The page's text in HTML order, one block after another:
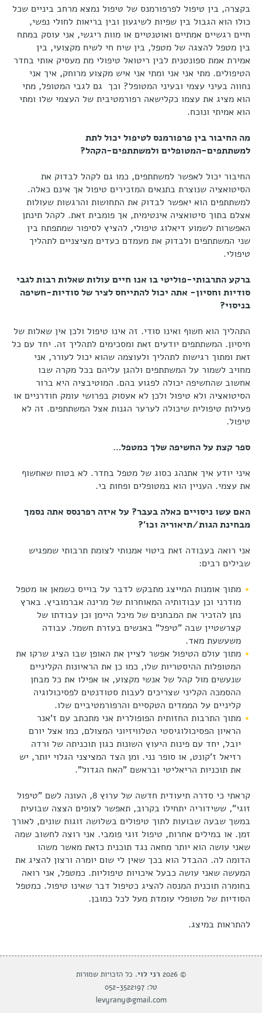
בקצרה, בין טיפול לפרפורמנס של טיפול נמצא מרחב ביניים שכל
כולו הוא הגבול בין שפיות לשיגעון ובין בריאות לחולי נפשי,
חיים רגשיים אמתיים ואוטנטיים או מוות ריגשי, אני עוסק במתח
בין מטפל להצגה של מטפל, בין שיח חי לשיח מקצועי, בין
אמירת אמת ספונטנית לבין ריטואל טיפולי מת מעסיק אותי בחדר
הטיפולים. מתי אני אני ומתי אני איש מקצוע מרוחק, איך אני
נחווה בעיני עצמי ובעיני המטופל? וכך גם לגבי המטופל, מתי
הוא מציג את עצמו כקלישאה רפורמטיבית של העצמי שלו ומתי
הוא אמיתי ונוכח.
מה החיבור בין פרפורמנס לטיפול יכול לתת
למשתתפים-המטופלים ולמשתתפים-הקהל?
החיבור יכול לאפשר למשתתפים, כמו גם לקהל לבדוק את
הסיטואציה שנוצרת בתנאים המזכירים טיפול אך אינם כאלה.
למשתתפים הוא יאפשר לבדוק את התחושות והרגשות שעולות
אצלם בתוך סיטואציה אינטימית, אך פומבית זאת. לקהל תינתן
האפשרות לשמוע דיאלוג טיפולי, להציץ לסיפור שמתפתח בין
שני המשתתפים ולבדוק את מעמדם כעדים מציצניים לתהליך
טיפולי.
ברקע התרבותי-פוליטי בו אנו חיים עולות שאלות רבות לגבי
סודיות וחסיון- אתה יכול להתייחס לציר של סודיות-חשיפה
בניסוי?
התהליך הוא חשוף ואינו סודי. זה אינו טיפול ולכן אין שאלות של
חיסיון. המשתתפים יודעים זאת ומסכימים לתהליך זה. יחד עם כל
זאת ומתוך רגישות לתהליך ולעוצמה שהוא יכול לעורר, אני
מחויב לשמור על המשתתפים ולהגן עליהם בכל מקרה שבו
אחשוב שהחשיפה יכולה לפגוע בהם. המוטיבציה היא ברור
הסיטואציה ולא טיפול ולכן לא אעסוק בפרושי עומק חודרניים או
פעילות טיפולית שיכולה לערער הגנות אצל המשתתפים. זה לא
טיפול.
ספר קצת על החשיפה שלך כמטפל…
איני יודע איך אתנהג כסוג של מטפל בחדר. לא בטוח שאחשוף
את עצמי. העניין הוא במטופלים ופחות בי.
האם עשו ניסויים כאלה בעבר? על איזה רפרנסס אתה נסמך
מבחינת הגות/תיאוריה וכו'?
אני רואה בעבודה זאת ביטוי אמנותי לצומת תרבותי שמפגיש
שבילים רבים:
מתוך אומנות המייצג מתבקש לדבר על בוייס כשמאן או מטפל
מודרני וכן עבודותיה המאוחרות של מרינה אברמוביץ. בארץ
נתן להזכיר את המבחנים של מיכל היימן וכן עבודתו של
קצרשטיין שבה "טיפל" באנשים בעזרת חשמל. עבודה
משעשעת מאד.
מתוך עולם הטיפול אפשר לציין את האופן שבו הציג שרקו את
המטופלות ההיסטריות שלו, כמו כן את הראיונות הקליניים
שנעשים מול קהל של אנשי מקצוע, או אפילו את כל מבחן
ההסמכה הקליני שצריכים לעבות סטודנטים לפסיכולוגיה
קליניים על הממדים הטקסיים והרפורמטיביים שלו.
מתוך התרבות החזותית הפופולרית אני מתכתב עם ז'אנר
הראיון הפסיכולוגיסטי הטלוויזיוני המצולם, כמו אצל יורם
יובל, יחד עם פינות היעוץ השונות כגון תוכניתה של ורדה
רזיאל ז'קונט, או סופר נני. ומן הצד המציצני הגלוי יותר, יש
את תוכניות הריאליטי ובראשם "האח הגדול".
קראתי כי סדרה תיעודית חדשה של ערוץ 8, העונה לשם "טיפול
זוגי", ששידוריה יתחילו בקרוב, תאפשר לצופים הצצה שבועית
במשך שבעה שבועות לתוך טיפולים בשלושה זוגות שונים, לאורך
זמן. או במילים אחרות, טיפול זוגי פומבי. אני רוצה לחשוב שמה
שאני עושה הוא יותר מחאה נגד תוכנית כזאת מאשר משהו
הדומה לה. ההבדל הוא בכך שאין לי שום יומרה ורצון להציג את
המעשה שאני עושה כבעל איכויות טיפוליות. כמטפל, אני רואה
בחומרה תוכנית המנסה להציג כטיפול דבר שאינו טיפול. כמטפל
הסודיות של מטופלי עומדת מעל לכל כמובן.
להתראות במיצג.
© 2026 רני לוי. כל הזכויות שמורות
טל: 052-3522197
levyrany@gmail.com